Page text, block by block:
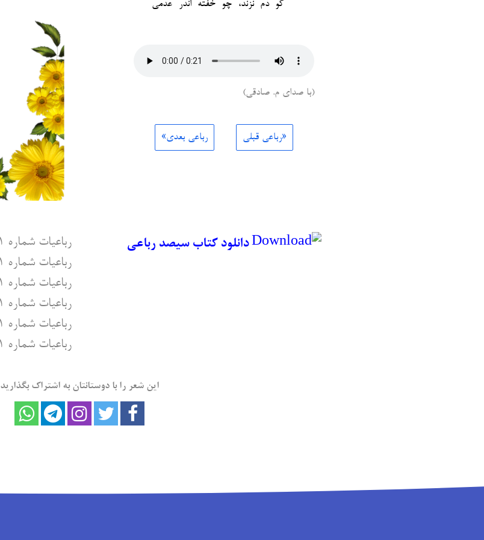
کو دم نزند، چو خفته اندر عدمی
(با صدای م. صادقی)
«رباعی قبلی رباعی بعدی»
رباعیات شماره ۱ تا ۵۰
رباعیات شماره ۵۱ تا ۱۰۰
رباعیات شماره ۱۰۱ تا ۱۵۰
رباعیات شماره ۱۵۱ تا ۲۰۰
رباعیات شماره ۲۰۱ تا ۲۵۰
رباعیات شماره ۲۵۱ تا ۳۰۰
دانلود کتاب سیصد رباعی
این شعر را با دوستانتان به اشتراک بگذارید